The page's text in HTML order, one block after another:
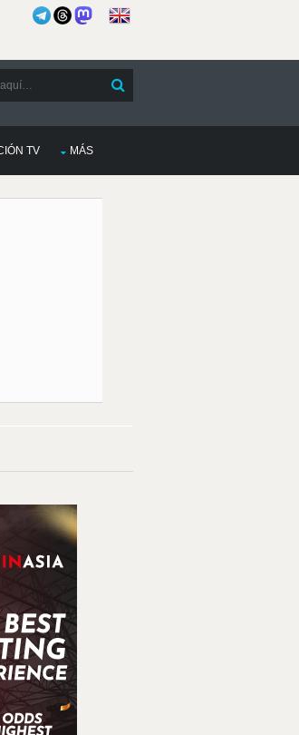
TV MÁS